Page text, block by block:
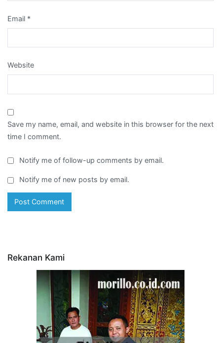
Email *
Website
Save my name, email, and website in this browser for the next
time I comment.
Notify me of follow-up comments by email.
Notify me of new posts by email.
Rekanan Kami